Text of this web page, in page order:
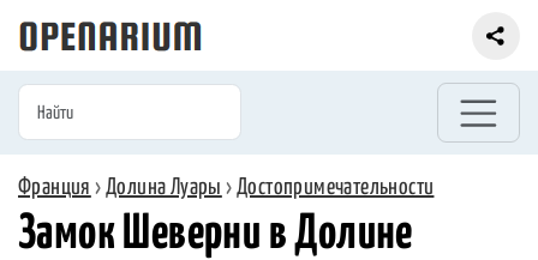
Франция ›Долина Луары ›Достопримечательности
Замок Шеверни в Долине